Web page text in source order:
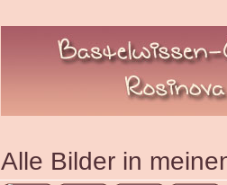
Alle Bilder in